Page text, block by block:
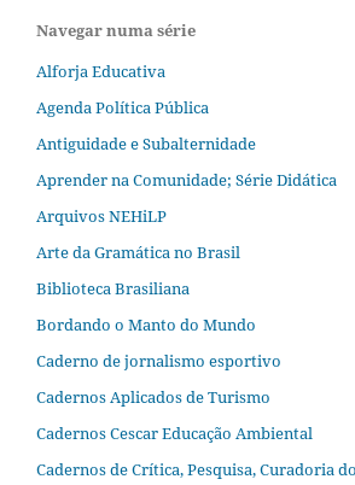
Navegar numa série
Alforja Educativa
Agenda Política Pública
Antiguidade e Subalternidade
Aprender na Comunidade; Série Didática
Arquivos NEHiLP
Arte da Gramática no Brasil
Biblioteca Brasiliana
Bordando o Manto do Mundo
Caderno de jornalismo esportivo
Cadernos Aplicados de Turismo
Cadernos Cescar Educação Ambiental
Cadernos de Crítica, Pesquisa, Curadoria